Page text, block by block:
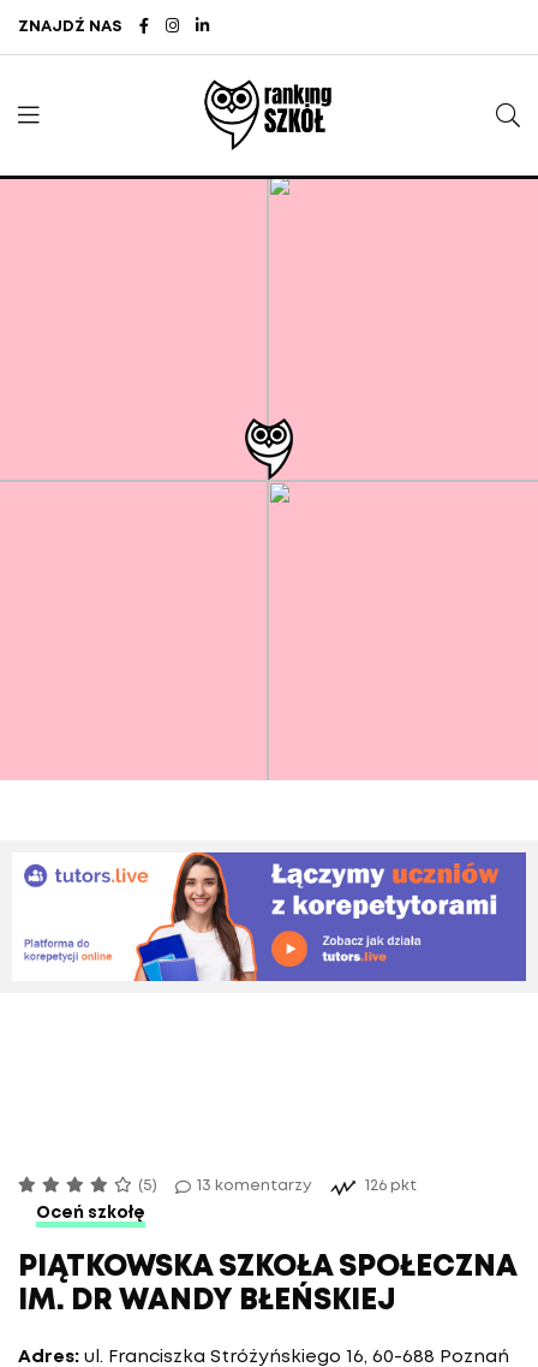
ZNAJDŹ NAS
(5) 13 komentarzy 126 pkt
Oceń szkołę
PIĄTKOWSKA SZKOŁA SPOŁECZNA
IM. DR WANDY BŁEŃSKIEJ
Adres: ul. Franciszka Stróżyńskiego 16, 60-688 Poznań